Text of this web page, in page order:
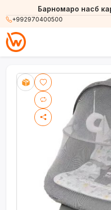
+992970400500
Барномаро насб